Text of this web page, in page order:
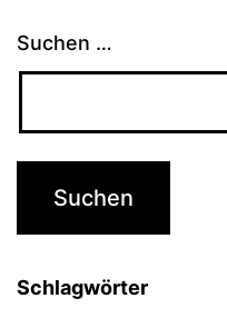
Suchen …
Schlagwörter